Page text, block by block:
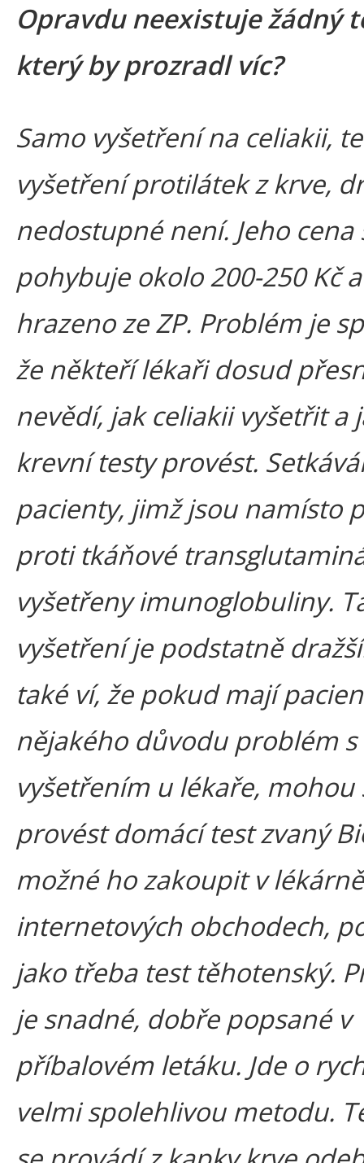
Opravdu neexistuje žádný
který by prozradl víc?
Samo vyšetření na celiakii,
vyšetření protilátek z krve,
nedostupné není. Jeho cena
pohybuje okolo 200-250 Kč
hrazeno ze ZP. Problém je
že někteří lékaři dosud
nevědí, jak celiakii vyšetřit a
krevní testy provést.
pacienty, jimž jsou namísto
proti tkáňové
vyšetřeny imunoglobuliny.
vyšetření je podstatně
také ví, že pokud mají
nějakého důvodu problém s
vyšetřením u lékaře, mohou
provést domácí test zvaný
možné ho zakoupit v
internetových obchodech,
jako třeba test těhotenský.
je snadné, dobře popsané v
příbalovém letáku. Jde o
velmi spolehlivou metodu.